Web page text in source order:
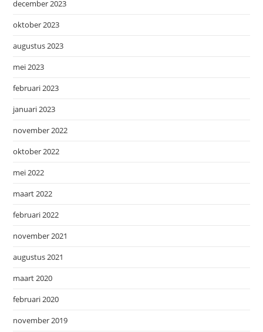
december 2023
oktober 2023
augustus 2023
mei 2023
februari 2023
januari 2023
november 2022
oktober 2022
mei 2022
maart 2022
februari 2022
november 2021
augustus 2021
maart 2020
februari 2020
november 2019